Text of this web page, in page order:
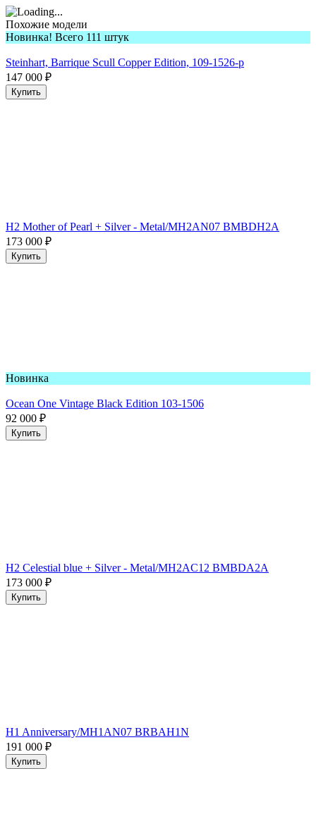
Похожие модели
Новинка! Всего 111 штук
Steinhart, Barrique Scull Copper Edition, 109-1526-p
147 000 ₽
Купить
H2 Mother of Pearl + Silver - Metal/MH2AN07 BMBDH2A
173 000 ₽
Купить
Новинка
Ocean One Vintage Black Edition 103-1506
92 000 ₽
Купить
H2 Celestial blue + Silver - Metal/MH2AC12 BMBDA2A
173 000 ₽
Купить
H1 Anniversary/MH1AN07 BRBAH1N
191 000 ₽
Купить